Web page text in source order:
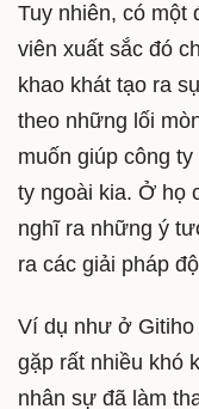
Tuy nhiên, có một
viên xuất sắc đó
khao khát tạo ra
theo những lối
muốn giúp công
ty ngoài kia. Ở họ
nghĩ ra những ý
ra các giải pháp
Ví dụ như ở
gặp rất nhiều khó
nhân sự đã làm